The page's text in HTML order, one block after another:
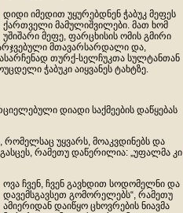
დიდი იმედით უყურებდნენ ჭაბუკ მეფეს
ქართველი მამულიშვილები. მათ ხომ
უშიშარი მეფე, ფარცხისის ომის გმირი
მთავარსარდალი და,
თურქ-სელჩუკთა სულტანთან
ჭაბუკი აიყვანეს ტახტზე.
დიადი საქმეების დაწყებას
უყვარს, მოაკვდინებს და
რამეთუ დაწერილია: „უფალმა კი
ოვა ჩვენ, ჩვენ გავხდით სოდომელნი და
დავემსგავსეთ გომორელებს“, რამეთუ
ამიერიდან დაიწყო ცხოვრების ნიავმა